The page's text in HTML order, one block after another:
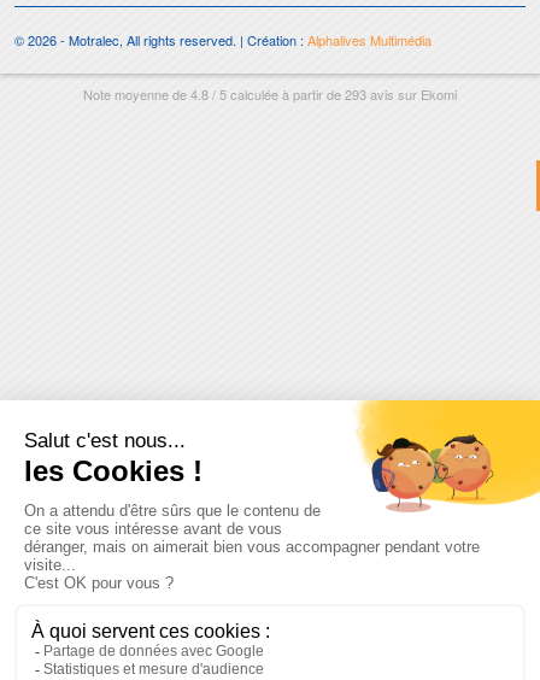
© 2026 - Motralec, All rights reserved. | Création :Alphalives Multimédia
Note moyenne de4.8/5calculée à partir de293avis sur Ekomi